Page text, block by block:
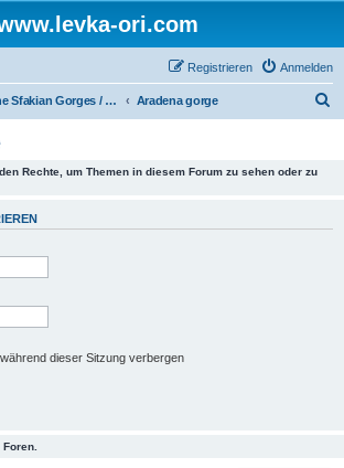
ori.com
Anmelden
Registrieren
The Sfakian Gorges / Die sfakiotischen Schluchten Aradena gorge
Rechte, um Themen in diesem Forum zu sehen oder zu
dieser Sitzung verbergen